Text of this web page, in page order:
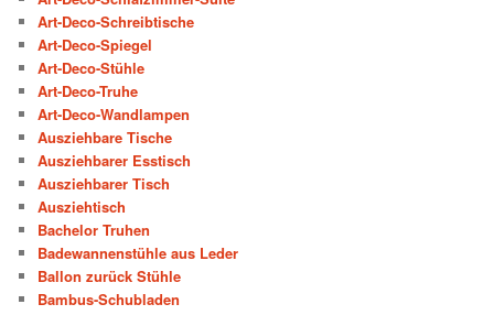
Art-Deco-Schreibtische
Art-Deco-Spiegel
Art-Deco-Stühle
Art-Deco-Truhe
Art-Deco-Wandlampen
Ausziehbare Tische
Ausziehbarer Esstisch
Ausziehbarer Tisch
Ausziehtisch
Bachelor Truhen
Badewannenstühle aus Leder
Ballon zurück Stühle
Bambus-Schubladen